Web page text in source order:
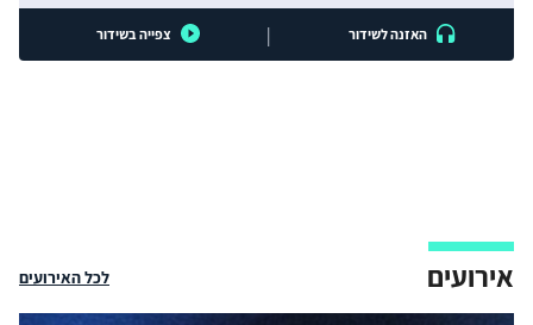
האזנה לשידור | צפייה בשידור
אירועים לכל האירועים